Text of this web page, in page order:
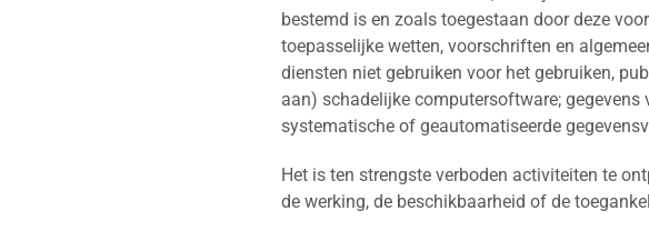
bestemd is en zoals toegestaan door deze
toepasselijke wetten, voorschriften en
diensten niet gebruiken voor het gebruiken,
aan) schadelijke computersoftware;
systematische of geautomatiseerde
Het is ten strengste verboden activiteiten te
de werking, de beschikbaarheid of de